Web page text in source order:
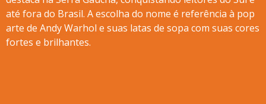
até fora do Brasil. A escolha do nome é referência à pop
arte de Andy Warhol e suas latas de sopa com suas cores
fortes e brilhantes.